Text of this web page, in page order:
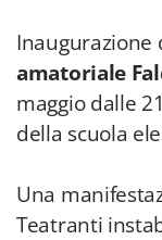
Inaugurazione
amatoriale
maggio dalle
della scuola
Una
Teatranti